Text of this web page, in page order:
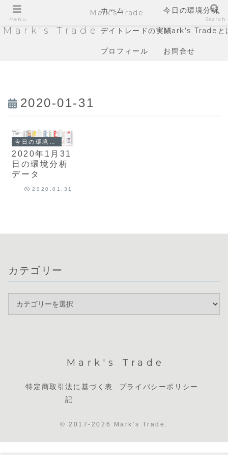
Mark's Trade
ホーム 今日の環境分析
デイトレードの実績Mark’s Tradeと
プロフィール お問合せ
2020-01-31
2020年1月31
日の環境分析
データ
2020.01.31
カテゴリー
Mark's Trade
特定商取引法に基づく表
記
プライバシーポリシー
© 2017-2026 Mark's Trade.
Menu
Mark's Trade
Search